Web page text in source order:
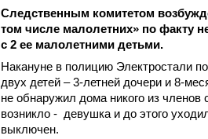
Следственным комитетом
том числе малолетних» по факту
с 2 ее малолетними детьми.
Накануне в полицию Электростали
двух детей – 3-летней дочери и 8-
не обнаружил дома никого из членов
возникло - девушка и до этого
выключен.